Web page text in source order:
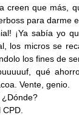
creen que más,
para darme
¡Ya sabía yo
los micros se
los fines de
qué
Vente, genio.